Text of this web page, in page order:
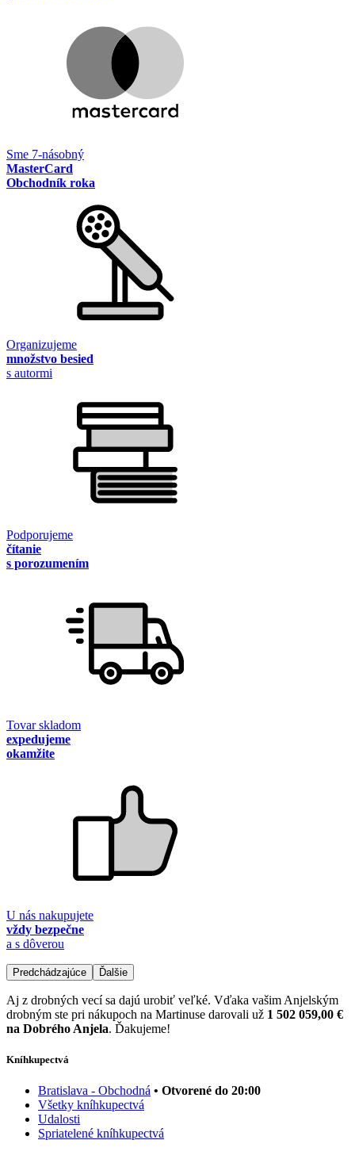
Sme 7-násobný
MasterCard
Obchodník roka
Organizujeme
množstvo besied
s autormi
Podporujeme
čítanie
s porozumením
Tovar skladom
expedujeme
okamžite
U nás nakupujete
vždy bezpečne
a s dôverou
Predchádzajúce Ďalšie
Aj z drobných vecí sa dajú urobiť veľké. Vďaka vašim Anjelským
drobným ste pri nákupoch na Martinuse darovali už 1 502 059,00 €
na Dobrého Anjela. Ďakujeme!
Kníhkupectvá
Bratislava - Obchodná • Otvorené do 20:00
Všetky kníhkupectvá
Udalosti
Spriatelené kníhkupectvá